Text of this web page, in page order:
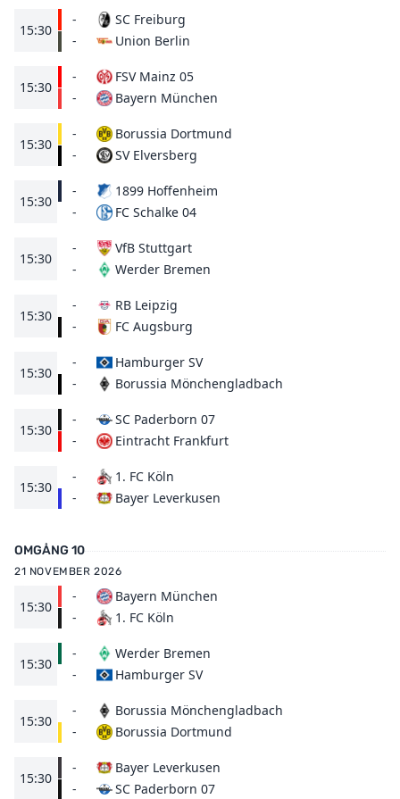
15:30
-
-
SC Freiburg
Union Berlin
15:30
-
-
FSV Mainz 05
Bayern München
15:30
-
-
Borussia Dortmund
SV Elversberg
15:30
-
-
1899 Hoffenheim
FC Schalke 04
15:30
-
-
VfB Stuttgart
Werder Bremen
15:30
-
-
RB Leipzig
FC Augsburg
15:30
-
-
Hamburger SV
Borussia Mönchengladbach
15:30
-
-
SC Paderborn 07
Eintracht Frankfurt
15:30
-
-
1. FC Köln
Bayer Leverkusen
OMGÅNG 10
21 NOVEMBER 2026
15:30
-
-
Bayern München
1. FC Köln
15:30
-
-
Werder Bremen
Hamburger SV
15:30
-
-
Borussia Mönchengladbach
Borussia Dortmund
15:30
-
-
Bayer Leverkusen
SC Paderborn 07